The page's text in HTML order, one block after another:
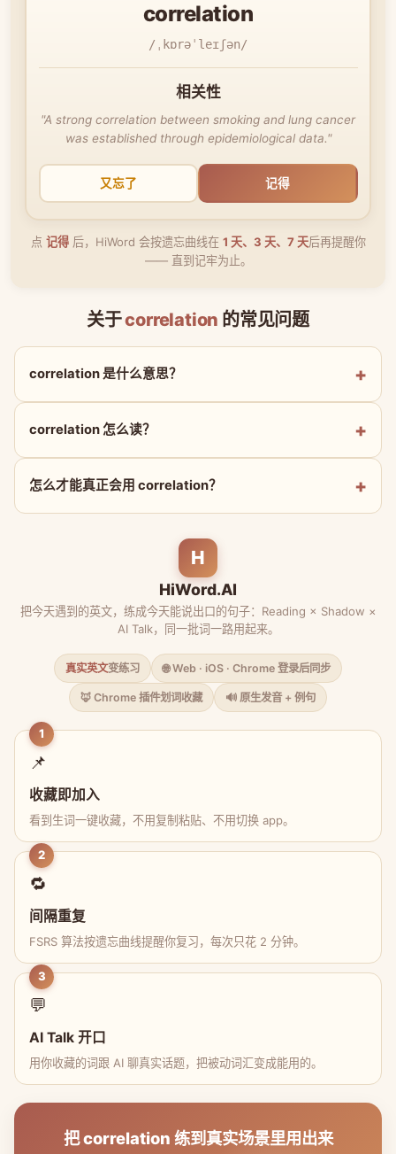
correlation
/ˌkɒrəˈleɪʃən/
相关性
"A strong correlation between smoking and lung cancer
was established through epidemiological data."
又忘了 记得
点 记得后，HiWord 会按遗忘曲线在 1 天、3 天、7 天后再提醒你
—— 直到记牢为止。
关于correlation 的常见问题
correlation 是什么意思？
correlation 怎么读？
怎么才能真正会用 correlation？
H
HiWord.AI
把今天遇到的英文，练成今天能说出口的句子：Reading × Shadow ×
AI Talk，同一批词一路用起来。
真实英文变练习 🌐 Web · iOS · Chrome 登录后同步
🦊 Chrome 插件划词收藏 🔊 原生发音 + 例句
1
📌
收藏即加入
看到生词一键收藏，不用复制粘贴、不用切换 app。
2
🔁
间隔重复
FSRS 算法按遗忘曲线提醒你复习，每次只花 2 分钟。
3
💬
AI Talk 开口
用你收藏的词跟 AI 聊真实话题，把被动词汇变成能用的。
把 correlation 练到真实场景里用出来